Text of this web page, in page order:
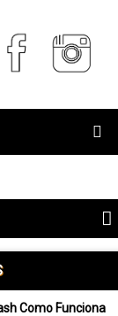
Como Funciona